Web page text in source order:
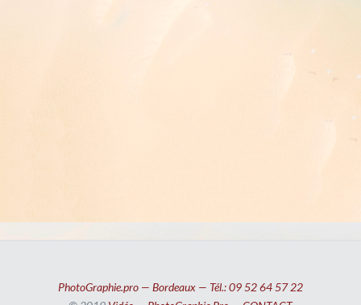
PhotoGraphie.pro — Bordeaux — Tél.: 09 52 64 57 22